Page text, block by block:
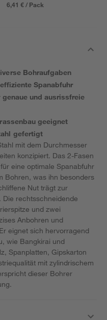
6,41 € / Pack
Bohraufgaben
Spanabfuhr
und ausrissfreie
geeignet
gefertigt
mit dem Durchmesser
konzipiert. Das 2-Fasen
eine optimale Spanabfuhr
Bohren, was ihn besonders
Nut trägt zur
Die rechtsschneidende
und zwei
Anbohren und
eignet sich hervorragend
wie Bangkirai und
Spanplatten, Gipskarton
mit zylindrischem
dieser Bohrer